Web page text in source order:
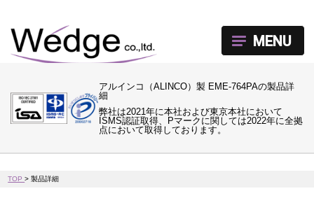
アルインコ（ALINCO）製 EME-764PAの製品詳
細
弊社は2021年に本社および東京本社において
ISMS認証取得、Pマークに関しては2022年に全拠
点において取得しております。
MENU
TOP>製品詳細